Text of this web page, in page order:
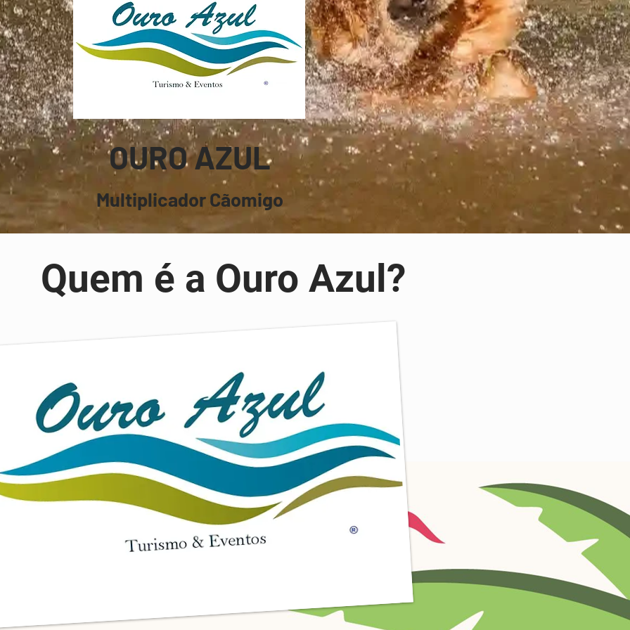
OURO AZUL
Multiplicador Cãomigo
Quem é a Ouro Azul?